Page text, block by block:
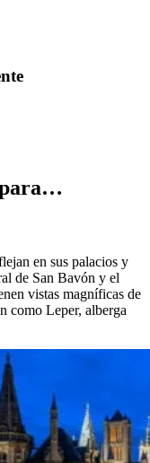
para…
en sus palacios y
de San Bavón y el
vistas magníficas de
como Leper, alberga